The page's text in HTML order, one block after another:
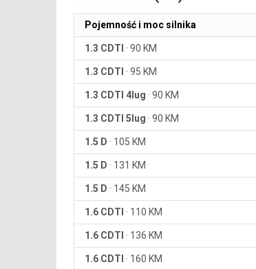
Pojemność i moc silnika
1.3 CDTI · 90 KM
1.3 CDTI · 95 KM
1.3 CDTI 4lug · 90 KM
1.3 CDTI 5lug · 90 KM
1.5 D · 105 KM
1.5 D · 131 KM
1.5 D · 145 KM
1.6 CDTI · 110 KM
1.6 CDTI · 136 KM
1.6 CDTI · 160 KM